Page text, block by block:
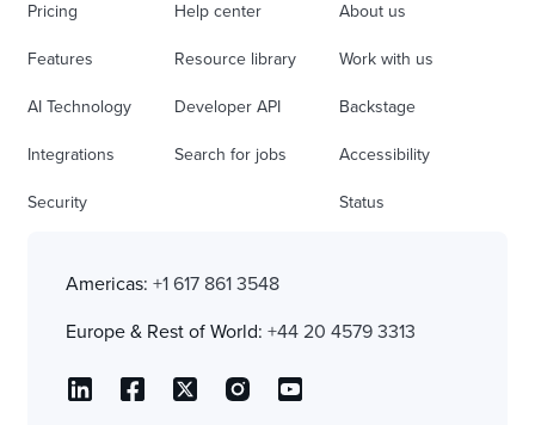
Pricing
Features
AI Technology
Integrations
Security
Help center
Resource library
Developer API
Search for jobs
About us
Work with us
Backstage
Accessibility
Status
Americas: +1 617 861 3548
Europe & Rest of World: +44 20 4579 3313